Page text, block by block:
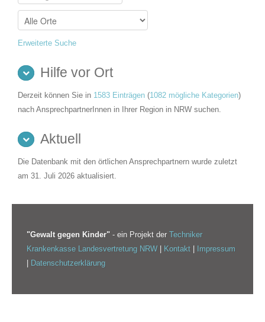
Erweiterte Suche
Hilfe vor Ort
Derzeit können Sie in 1583 Einträgen (1082 mögliche Kategorien)
nach AnsprechpartnerInnen in Ihrer Region in NRW suchen.
Aktuell
Die Datenbank mit den örtlichen Ansprechpartnern wurde zuletzt
am 31. Juli 2026 aktualisiert.
"Gewalt gegen Kinder" - ein Projekt der Techniker
Krankenkasse Landesvertretung NRW | Kontakt | Impressum
| Datenschutzerklärung